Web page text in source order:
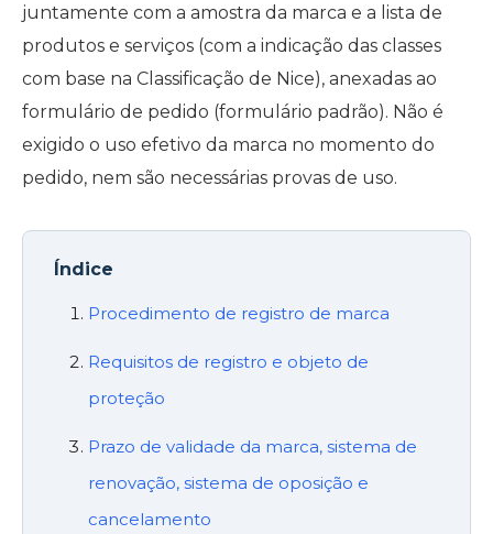
juntamente com a amostra da marca e a lista de
produtos e serviços (com a indicação das classes
com base na Classificação de Nice), anexadas ao
formulário de pedido (formulário padrão). Não é
exigido o uso efetivo da marca no momento do
pedido, nem são necessárias provas de uso.
Índice
Procedimento de registro de marca
Requisitos de registro e objeto de
proteção
Prazo de validade da marca, sistema de
renovação, sistema de oposição e
cancelamento